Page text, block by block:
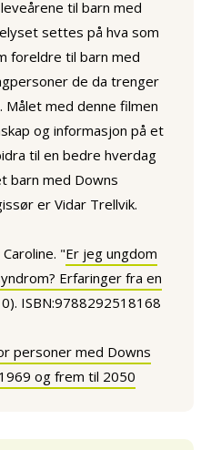
til barn med
settes på hva som
foreldre til barn med
de da trenger
med denne filmen
og informasjon på et
til en bedre hverdag
barn med Downs
er Vidar Trellvik.
"Er jeg ungdom
Erfaringer fra en
ISBN:9788292518168
personer med Downs
og frem til 2050